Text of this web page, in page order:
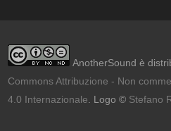
AnotherSound è
Commons Attribuzione - Non
4.0 Internazionale . Logo © Stefano